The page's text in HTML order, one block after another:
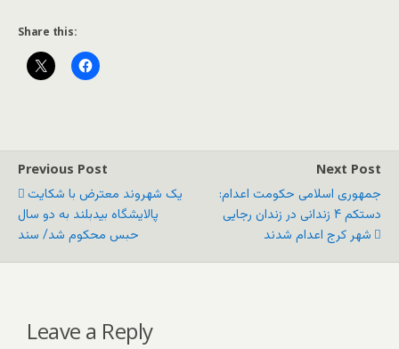
Share this:
Previous Post
یک شهروند معترض با شکایت
پالایشگاه بیدبلند به دو سال
حبس محکوم شد/ سند
Next Post
جمهوری اسلامی حکومت اعدام:
دستکم ۴ زندانی در زندان رجایی
شهر کرج اعدام شدند
Leave a Reply